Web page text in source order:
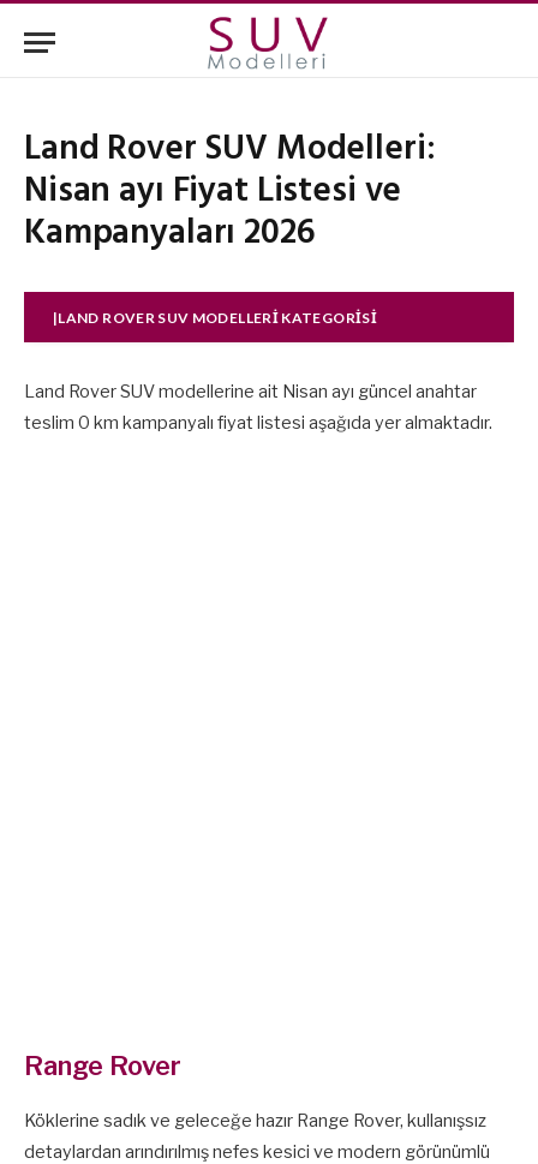
Land Rover SUV Modelleri:
Nisan ayı Fiyat Listesi ve
Kampanyaları 2026
|LAND ROVER SUV MODELLERI KATEGORISI
Land Rover SUV modellerine ait Nisan ayı güncel anahtar
teslim 0 km kampanyalı fiyat listesi aşağıda yer almaktadır.
Range Rover
Köklerine sadık ve geleceğe hazır Range Rover, kullanışsız
detaylardan arındırılmış nefes kesici ve modern görünümlü